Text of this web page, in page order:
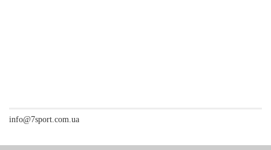
info@7sport.com.ua